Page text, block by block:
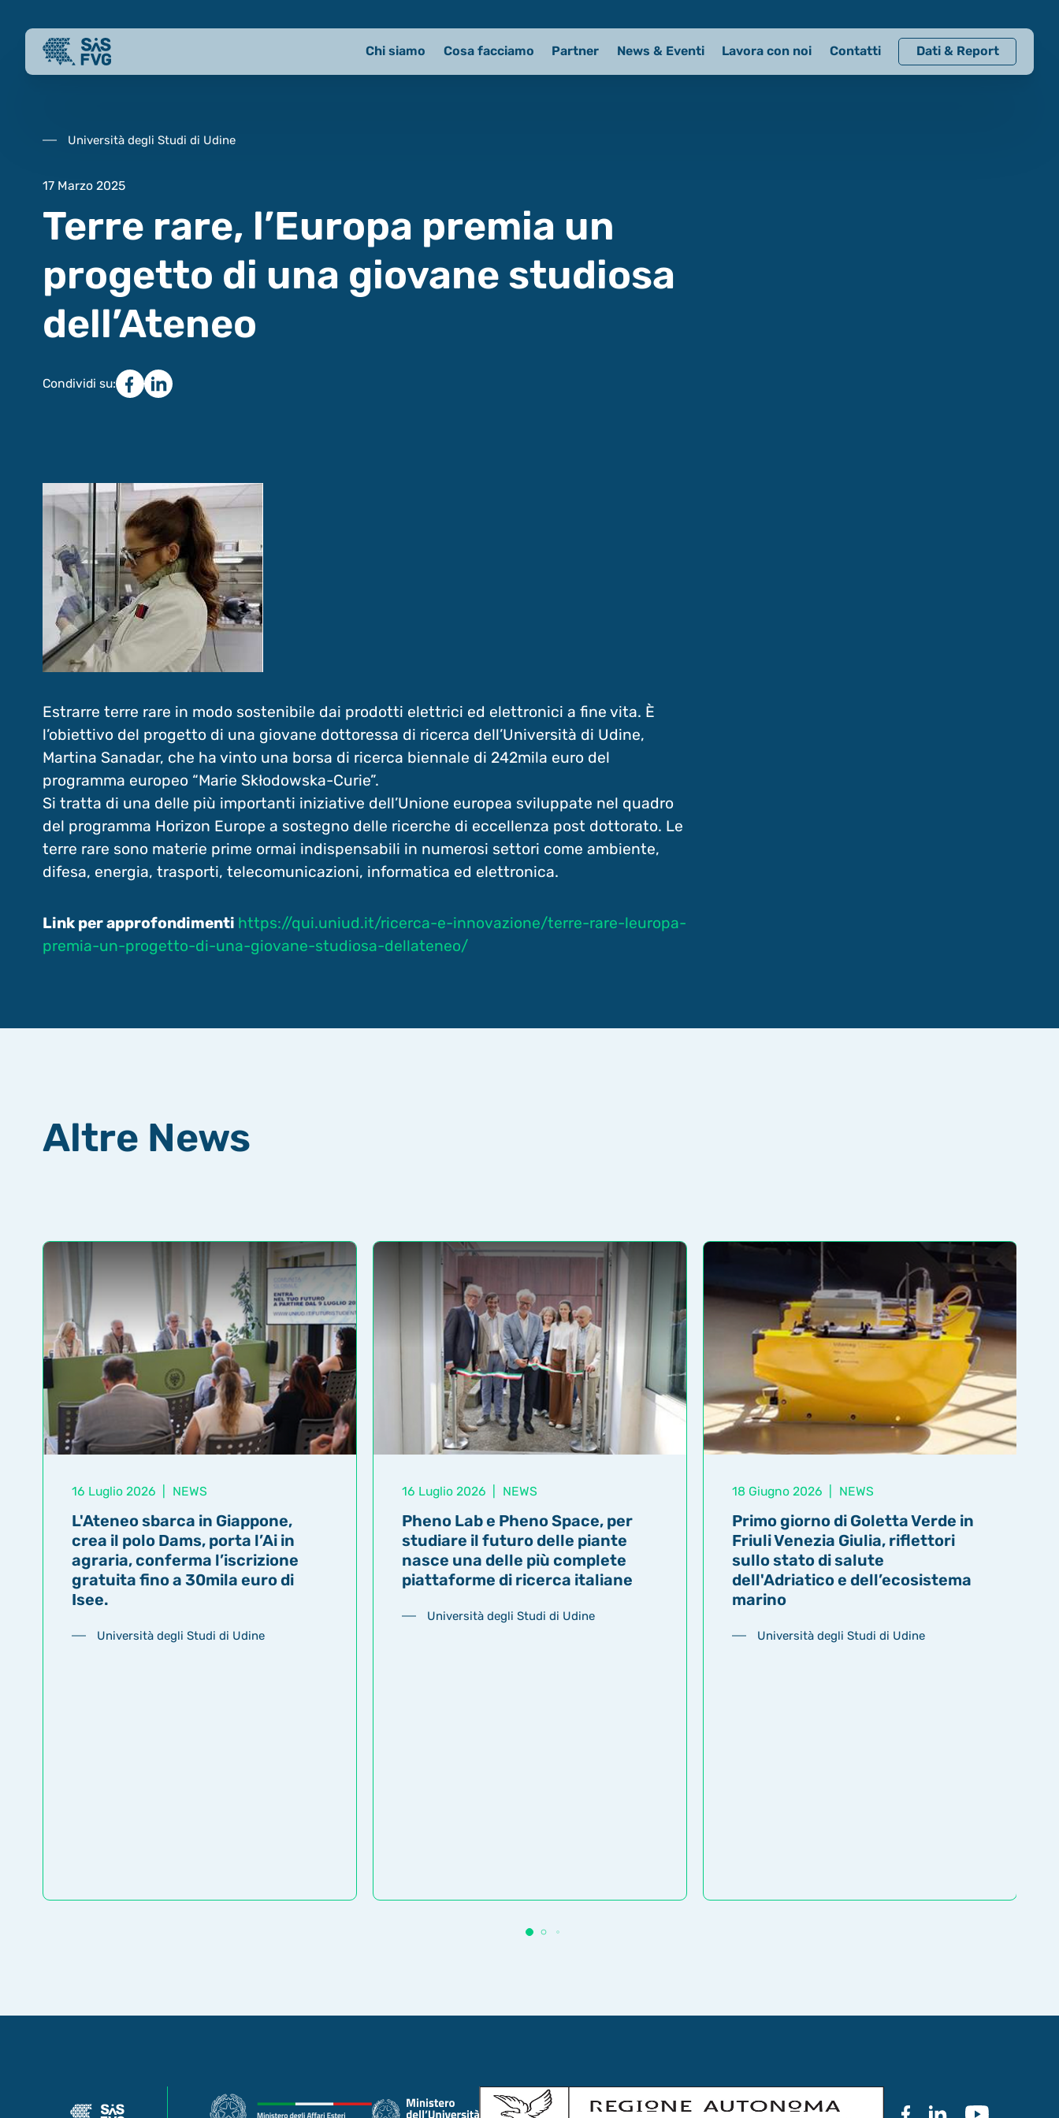
Chi siamo Cosa facciamo Partner News & Eventi Lavora con noi Contatti Dati & Report
Università degli Studi di Udine
17 Marzo 2025
Terre rare, l’Europa premia un
progetto di una giovane studiosa
dell’Ateneo
Condividi su:
Estrarre terre rare in modo sostenibile dai prodotti elettrici ed elettronici a fine vita. È
l’obiettivo del progetto di una giovane dottoressa di ricerca dell’Università di Udine,
Martina Sanadar, che ha vinto una borsa di ricerca biennale di 242mila euro del
programma europeo “Marie Skłodowska-Curie”.
Si tratta di una delle più importanti iniziative dell’Unione europea sviluppate nel quadro
del programma Horizon Europe a sostegno delle ricerche di eccellenza post dottorato. Le
terre rare sono materie prime ormai indispensabili in numerosi settori come ambiente,
difesa, energia, trasporti, telecomunicazioni, informatica ed elettronica.
Link per approfondimenti https://qui.uniud.it/ricerca-e-innovazione/terre-rare-leuropa-
premia-un-progetto-di-una-giovane-studiosa-dellateneo/
Altre News
16 Luglio 2026 NEWS
L'Ateneo sbarca in Giappone,
crea il polo Dams, porta l’Ai in
agraria, conferma l’iscrizione
gratuita fino a 30mila euro di
Isee.
Università degli Studi di Udine
16 Luglio 2026 NEWS
Pheno Lab e Pheno Space, per
studiare il futuro delle piante
nasce una delle più complete
piattaforme di ricerca italiane
Università degli Studi di Udine
18 Giugno 2026 NEWS
Primo giorno di Goletta Verde in
Friuli Venezia Giulia, riflettori
sullo stato di salute
dell'Adriatico e dell’ecosistema
marino
Università degli Studi di Udine